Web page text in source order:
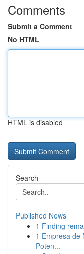
Comments
Submit a Comment
No HTML
HTML is disabled
Search
Published News
1 Finding
1 Empresa de
Poten...